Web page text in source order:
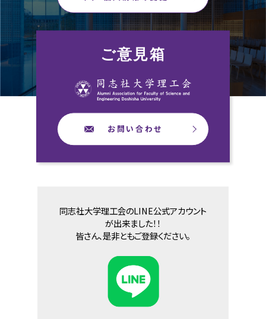
ご意見箱
お問い合わせ
同志社大学理工会のLINE公式アカウント
が出来ました！！
皆さん、是非ともご登録ください。